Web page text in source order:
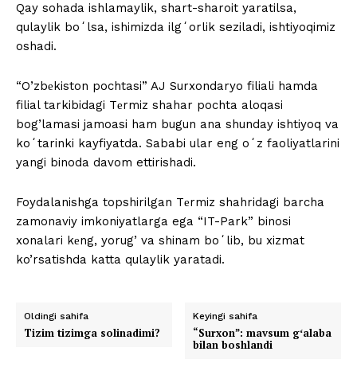
Qay sohada ishlamaylik, shart-sharoit yaratilsa,
qulaylik boʻlsa, ishimizda ilgʻorlik seziladi, ishtiyoqimiz
oshadi.
“O’zbеkiston pochtasi” AJ Surxondaryo filiali hamda
filial tarkibidagi Tеrmiz shahar pochta aloqasi
bog’lamasi jamoasi ham bugun ana shunday ishtiyoq va
koʻtarinki kayfiyatda. Sababi ular eng oʻz faoliyatlarini
yangi binoda davom ettirishadi.
Foydalanishga topshirilgan Tеrmiz shahridagi barcha
zamonaviy imkoniyatlarga ega “IT-Park” binosi
xonalari kеng, yorug’ va shinam boʻlib, bu xizmat
ko’rsatishda katta qulaylik yaratadi.
Oldingi sahifa
Tizim tizimga solinadimi?
Keyingi sahifa
“Surxon”: mavsum gʻalaba
bilan boshlandi